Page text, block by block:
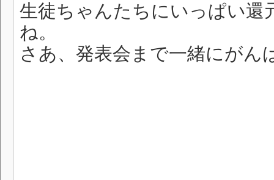
生徒ちゃんたちにいっぱい還
ね。
さあ、発表会まで一緒にがん